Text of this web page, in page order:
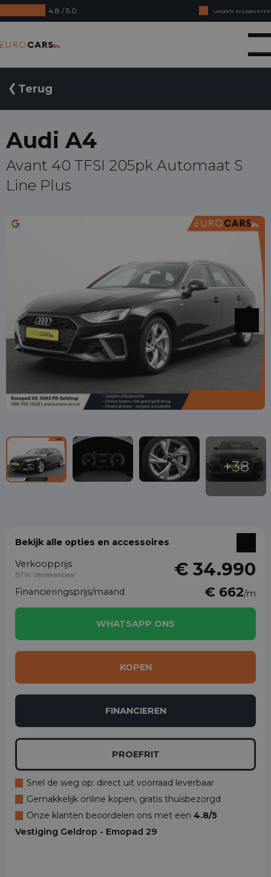
4.8 / 5.0
Laagste prijsgarantie
Online kopen, niet goed geld terug
Financial lease - Soepele acceptatie
Terug
Audi A4
Avant 40 TFSI 205pk Automaat S
Line Plus
Bekijk alle opties en accessoires
Verkoopprijs
BTW Verrekenbaar € 34.990
Financieringsprijs/maand € 662/m
WHATSAPP ONS
KOPEN
FINANCIEREN
PROEFRIT
Snel de weg op: direct uit voorraad leverbaar
Gemakkelijk online kopen, gratis thuisbezorgd
Onze klanten beoordelen ons met een 4.8/5
Vestiging Geldrop - Emopad 29